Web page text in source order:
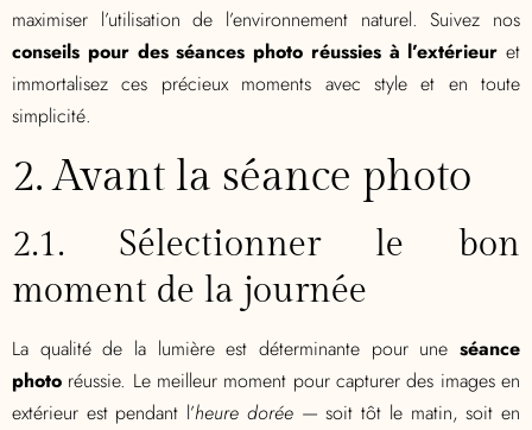
maximiser l’utilisation de l’environnement naturel. Suivez nos
conseils pour des séances photo réussies à l’extérieur et
immortalisez ces précieux moments avec style et en toute
simplicité.
2. Avant la séance photo
2.1. Sélectionner le bon
moment de la journée
La qualité de la lumière est déterminante pour une séance
photo réussie. Le meilleur moment pour capturer des images en
extérieur est pendant l’heure dorée— soit tôt le matin, soit en